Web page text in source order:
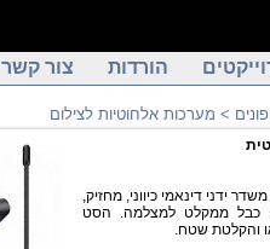
הורדות צור קשר
> מערכות אלחוטיות לצילום
ידני דינאמי כיווני, מחזיק,
ממקלט למצלמה. הסט
והקלטת שטח.